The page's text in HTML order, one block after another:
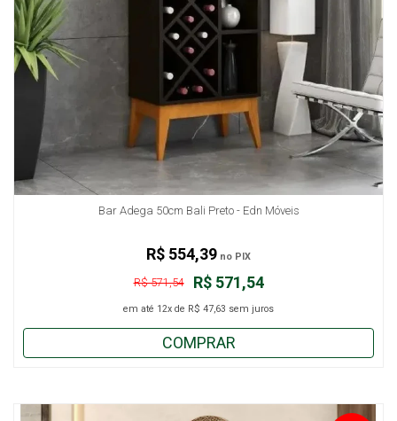
Bar Adega 50cm Bali Preto - Edn Móveis
R$ 571,54
R$ 571,54
em até 12x de R$ 47,63 sem juros
R$ 554,39 no PIX
COMPRAR